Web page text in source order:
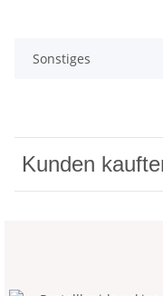
Sonstiges
Kunden